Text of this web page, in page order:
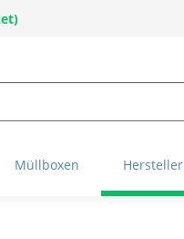
Müllboxen Hersteller